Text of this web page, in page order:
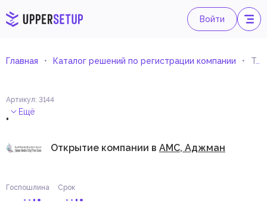
Войти
Главная Каталог решений по регистрации компании Торговля электротехнической арматурой (Импорт и экспорт)
Артикул: 3144
. Ещё
Открытие компании в AMC, Аджман
Госпошлина Срок